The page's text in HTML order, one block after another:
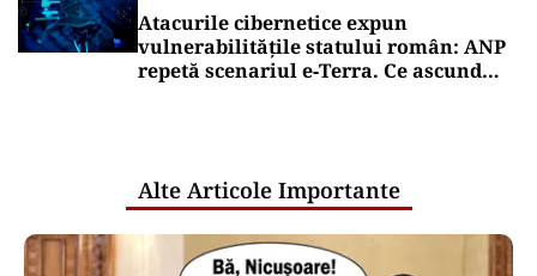
Atacurile cibernetice expun
vulnerabilitățile statului român: ANP
repetă scenariul e‑Terra. Ce ascund
Alte Articole Importante